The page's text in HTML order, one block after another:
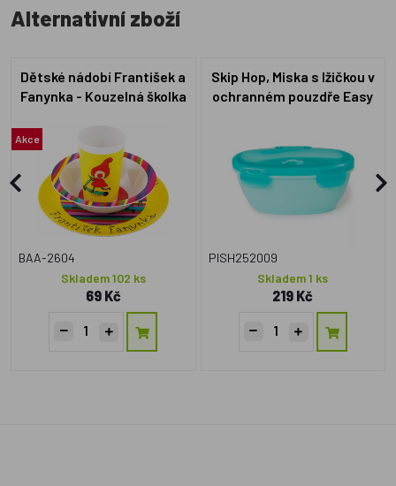
Alternativní zboží
Dětské nádobí František a
Fanynka - Kouzelná školka
Akce
BAA-2604
Skladem 102 ks
69 Kč
Skip Hop, Miska s lžičkou v
ochranném pouzdře Easy
PISH252009
Skladem 1 ks
219 Kč